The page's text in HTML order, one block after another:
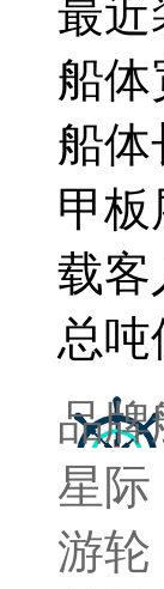
最近
船体
船体
甲板
载客
总吨
品
星际
游轮